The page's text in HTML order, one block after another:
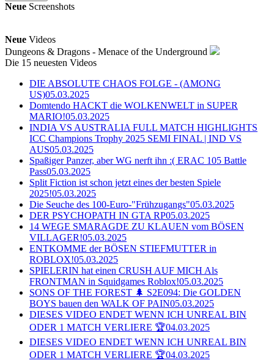
Neue Screenshots
Neue Videos
Dungeons & Dragons - Menace of the Underground
Die 15 neuesten Videos
DIE ABSOLUTE CHAOS FOLGE - (AMONG
US)05.03.2025
Domtendo HACKT die WOLKENWELT in SUPER
MARIO!05.03.2025
INDIA VS AUSTRALIA FULL MATCH HIGHLIGHTS
ICC Champions Trophy 2025 SEMI FINAL | IND VS
AUS05.03.2025
Spaßiger Panzer, aber WG nerft ihn :( ERAC 105 Battle
Pass05.03.2025
Split Fiction ist schon jetzt eines der besten Spiele
2025!05.03.2025
Die Seuche des 100-Euro-"Frühzugangs"05.03.2025
DER PSYCHOPATH IN GTA RP05.03.2025
14 WEGE SMARAGDE ZU KLAUEN vom BÖSEN
VILLAGER!05.03.2025
ENTKOMME der BÖSEN STIEFMUTTER in
ROBLOX!05.03.2025
SPIELERIN hat einen CRUSH AUF MICH Als
FRONTMAN in Squidgames Roblox!05.03.2025
SONS OF THE FOREST 🌲 S2E094: Die GOLDEN
BOYS bauen den WALK OF PAIN05.03.2025
DIESES VIDEO ENDET WENN ICH UNREAL BIN
ODER 1 MATCH VERLIERE 🏆04.03.2025
DIESES VIDEO ENDET WENN ICH UNREAL BIN
ODER 1 MATCH VERLIERE 🏆04.03.2025